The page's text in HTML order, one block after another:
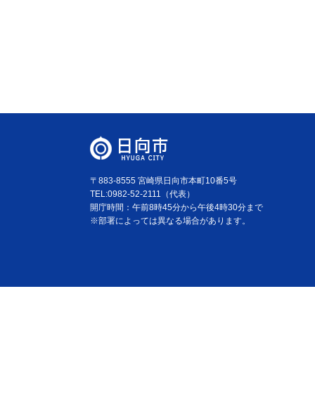
〒883-8555 宮崎県日向市本町10番5号
TEL:0982-52-2111（代表）
開庁時間：午前8時45分から午後4時30分まで
※部署によっては異なる場合があります。